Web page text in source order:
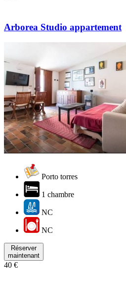
Arborea Studio appartement
Porto torres
1 chambre
NC
NC
Réserver
maintenant
40 €